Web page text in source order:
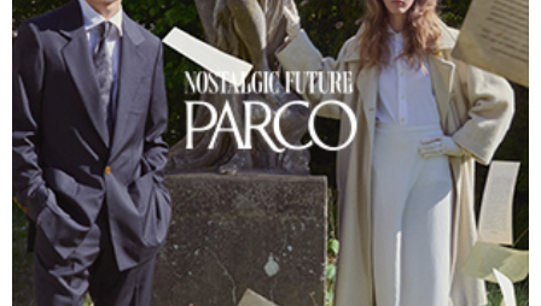
合わせてまとまり感をもたせているのだそうだ。
https://www.web-
across.com/observe/p7l756000005ekjy.html
「白が好きで白シャツと白スニーカーをコレクションし
ています」と話してくれたのは、23歳会社員の男性。ア
パレル会社に勤務しているそうで、白シャツはなんと20
枚くらい！ 白スニーカーも＜エアフォースワン＞ とか
＜オニツカタイガー＞
とか10足くらい持っているそう